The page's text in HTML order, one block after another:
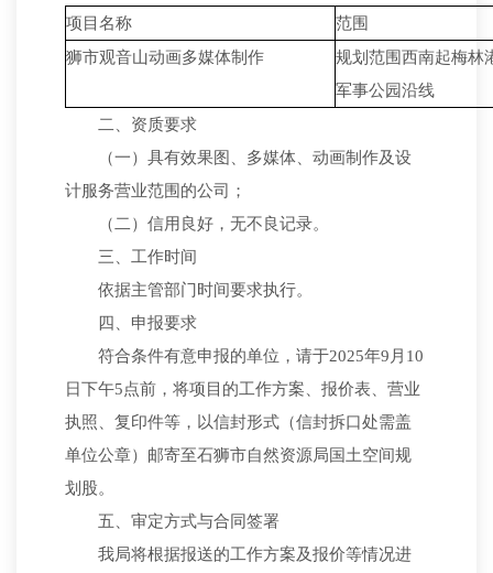
项目名称
范围
狮市观音山动画多媒体制作
规划范围西南起梅林
军事公园沿线
二、资质要求
（一）具有效果图、多媒体、动画制作及设
计服务营业范围的公司；
（二）信用良好，无不良记录。
三、工作时间
依据主管部门时间要求执行。
四、申报要求
符合条件有意申报的单位，请于2025年9月10
日下午5点前，将项目的工作方案、报价表、营业
执照、复印件等，以信封形式（信封拆口处需盖
单位公章）邮寄至石狮市自然资源局国土空间规
划股。
五、审定方式与合同签署
我局将根据报送的工作方案及报价等情况进